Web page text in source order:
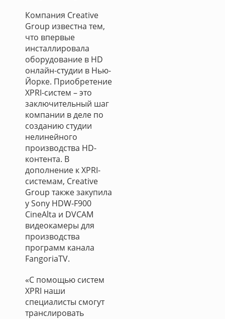
Компания Creative
Group известна тем,
что впервые
инсталлировала
оборудование в HD
онлайн-студии в Нью-
Йорке. Приобретение
XPRI-систем – это
заключительный шаг
компании в деле по
созданию студии
нелинейного
производства HD-
контента. В
дополнение к XPRI-
системам, Creative
Group также закупила
у Sony HDW-F900
CineAlta и DVCAM
видеокамеры для
производства
программ канала
FangoriaTV.
«С помощью систем
XPRI наши
специалисты смогут
транслировать